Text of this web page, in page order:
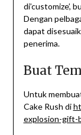
di’customize’,
Dengan
dapat
penerima.
Buat
Untuk
Cake Rush di
explosion-gift-